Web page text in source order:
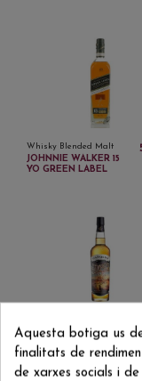
Whisky Blended Malt
JOHNNIE WALKER 15
YO GREEN LABEL
COMPASS BOX THE
PEAT MONSTER
Aquesta botiga us
finalitats de
de xarxes socials i